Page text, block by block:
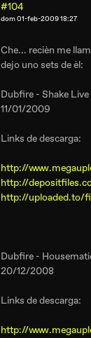
#104
dom 01-feb-2009 18:27
Che... recièn me
dejo uno sets de èl:
Dubfire - Shake
11/01/2009
Links de descarga:
http://
http://
http://uploaded.to/
Dubfire -
20/12/2008
Links de descarga:
http://